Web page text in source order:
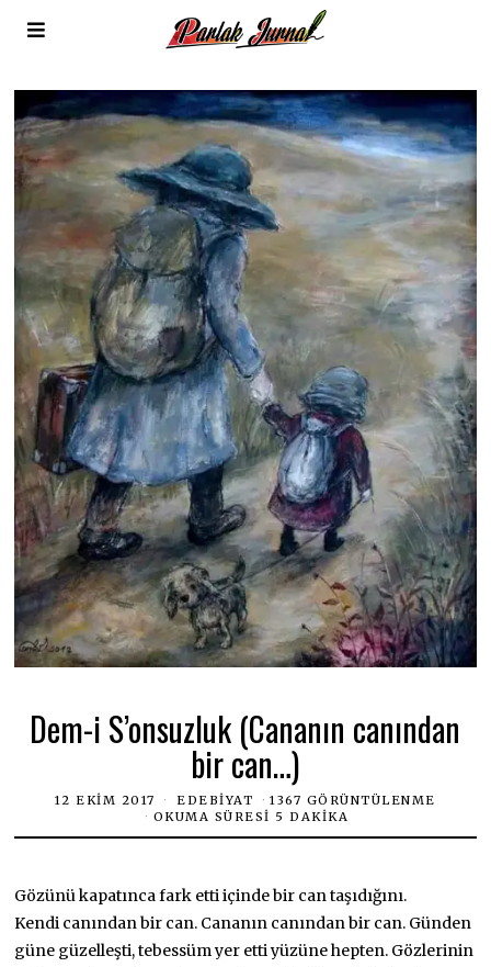
Dem-i S’onsuzluk (Cananın canından
bir can…)
12 EKIM 2017 EDEBIYAT
1367 GÖRÜNTÜLENME
OKUMA SÜRESI 5 DAKIKA
Gözünü kapatınca fark etti içinde bir can taşıdığını.
Kendi canından bir can. Cananın canından bir can. Günden
güne güzelleşti, tebessüm yer etti yüzüne hepten. Gözlerinin